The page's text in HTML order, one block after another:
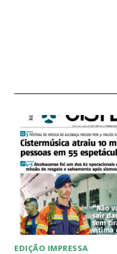
EDIÇÃO IMPRESSA